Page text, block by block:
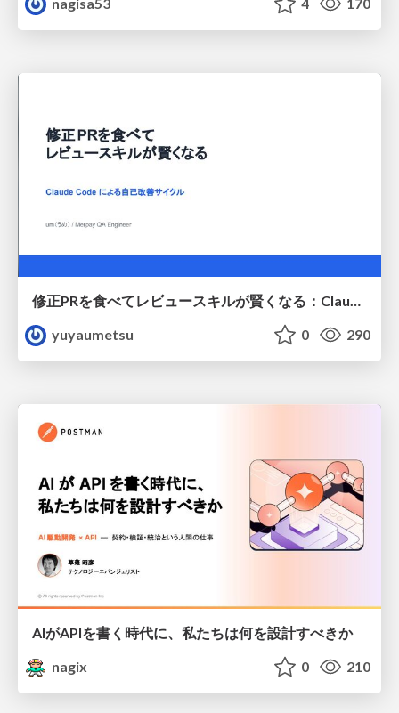
修正PRを食べてレビュースキルが賢くなる：Claude Codeによる自己改善サイクル
yuyaumetsu
0 290
AIがAPIを書く時代に、私たちは何を設計すべきか
nagix
0 210